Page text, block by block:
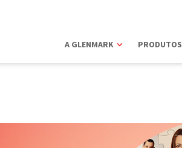
A GLENMARK PRODUTOS